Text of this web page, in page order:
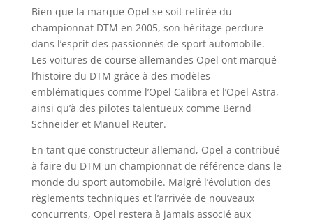
Bien que la marque Opel se soit retirée du
championnat DTM en 2005, son héritage perdure
dans l’esprit des passionnés de sport automobile.
Les voitures de course allemandes Opel ont marqué
l’histoire du DTM grâce à des modèles
emblématiques comme l’Opel Calibra et l’Opel Astra,
ainsi qu’à des pilotes talentueux comme Bernd
Schneider et Manuel Reuter.
En tant que constructeur allemand, Opel a contribué
à faire du DTM un championnat de référence dans le
monde du sport automobile. Malgré l’évolution des
règlements techniques et l’arrivée de nouveaux
concurrents, Opel restera à jamais associé aux